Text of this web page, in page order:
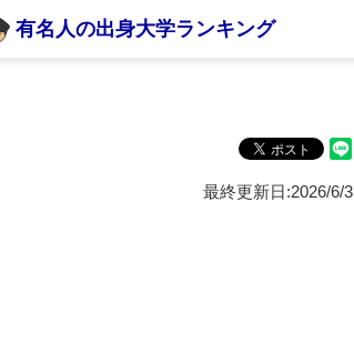
有名人の出身大学ランキング
最終更新日:2026/6/3